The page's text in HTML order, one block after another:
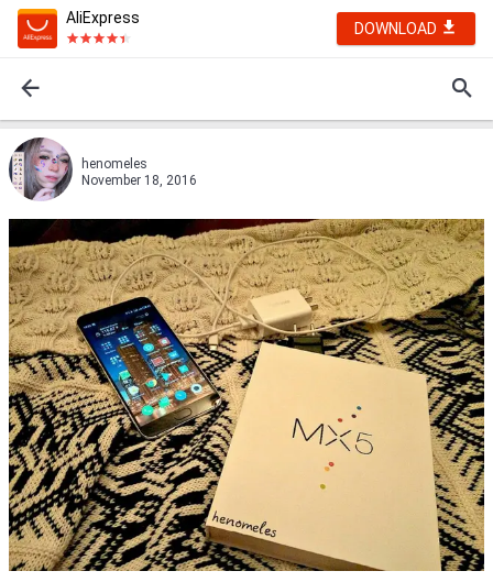
AliExpress
DOWNLOAD
henomeles
November 18, 2016